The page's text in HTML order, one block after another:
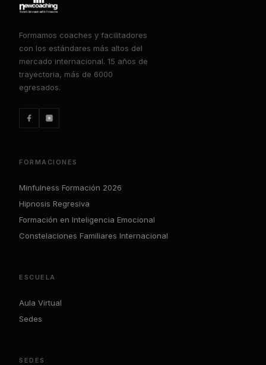
Formamos coaches y facilitadores
con los estándares más altos del
mercado internacional. 15 años de
trayectoria, más de 6000
egresados.
FORMACIONES
Minfulness Formación 2026
Hipnosis Regresiva
Formación en Inteligencia Emocional
Constelaciones Familiares Internacional
ESCUELA
Aula Virtual
Sedes
SEDES